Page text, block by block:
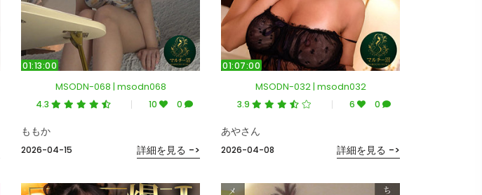
01:13:00
MSODN-068 | msodn068
4.3 10 0
2026-04-15
ももか
詳細を見る ->
01:07:00
MSODN-032 | msodn032
3.9 6 0
2026-04-08
あやさん
詳細を見る ->